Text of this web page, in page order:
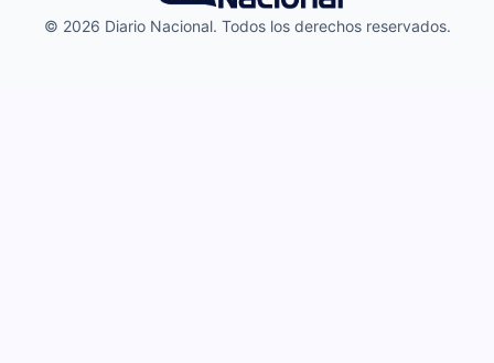
© 2026 Diario Nacional. Todos los derechos reservados.